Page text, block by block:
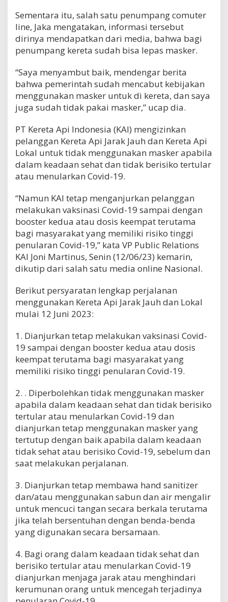
Sementara itu, salah satu penumpang comuter
line, Jaka mengatakan, informasi tersebut
dirinya mendapatkan dari media, bahwa bagi
penumpang kereta sudah bisa lepas masker.
“Saya menyambut baik, mendengar berita
bahwa pemerintah sudah mencabut kebijakan
menggunakan masker untuk di kereta, dan saya
juga sudah tidak pakai masker,” ucap dia.
PT Kereta Api Indonesia (KAI) mengizinkan
pelanggan Kereta Api Jarak Jauh dan Kereta Api
Lokal untuk tidak menggunakan masker apabila
dalam keadaan sehat dan tidak berisiko tertular
atau menularkan Covid-19.
“Namun KAI tetap menganjurkan pelanggan
melakukan vaksinasi Covid-19 sampai dengan
booster kedua atau dosis keempat terutama
bagi masyarakat yang memiliki risiko tinggi
penularan Covid-19,” kata VP Public Relations
KAI Joni Martinus, Senin (12/06/23) kemarin,
dikutip dari salah satu media online Nasional.
Berikut persyaratan lengkap perjalanan
menggunakan Kereta Api Jarak Jauh dan Lokal
mulai 12 Juni 2023:
1. Dianjurkan tetap melakukan vaksinasi Covid-
19 sampai dengan booster kedua atau dosis
keempat terutama bagi masyarakat yang
memiliki risiko tinggi penularan Covid-19.
2. . Diperbolehkan tidak menggunakan masker
apabila dalam keadaan sehat dan tidak berisiko
tertular atau menularkan Covid-19 dan
dianjurkan tetap menggunakan masker yang
tertutup dengan baik apabila dalam keadaan
tidak sehat atau berisiko Covid-19, sebelum dan
saat melakukan perjalanan.
3. Dianjurkan tetap membawa hand sanitizer
dan/atau menggunakan sabun dan air mengalir
untuk mencuci tangan secara berkala terutama
jika telah bersentuhan dengan benda-benda
yang digunakan secara bersamaan.
4. Bagi orang dalam keadaan tidak sehat dan
berisiko tertular atau menularkan Covid-19
dianjurkan menjaga jarak atau menghindari
kerumunan orang untuk mencegah terjadinya